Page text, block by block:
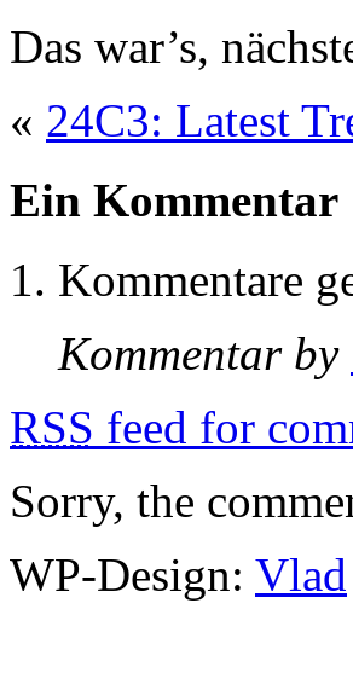
Das war’s,
« 24C3: Latest
Ein Kommentar
Kommentare
Kommentar by
RSS feed for
Sorry, the
WP-Design: Vlad